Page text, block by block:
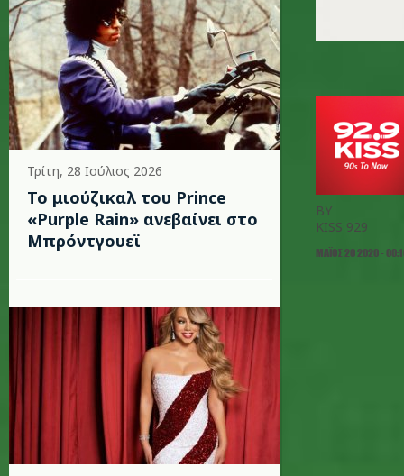
Τρίτη, 28 Ιούλιος 2026
Το μιούζικαλ του Prince
«Purple Rain» ανεβαίνει στο
Μπρόντγουεϊ
BY
KISS 929
ΜΆΙΟΣ 20 2020 -